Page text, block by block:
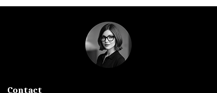
Contact